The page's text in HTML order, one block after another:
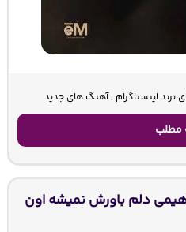
ترند اینستاگرام , آهنگ های جدید
مطلب
دلم باورش نمیشه اون